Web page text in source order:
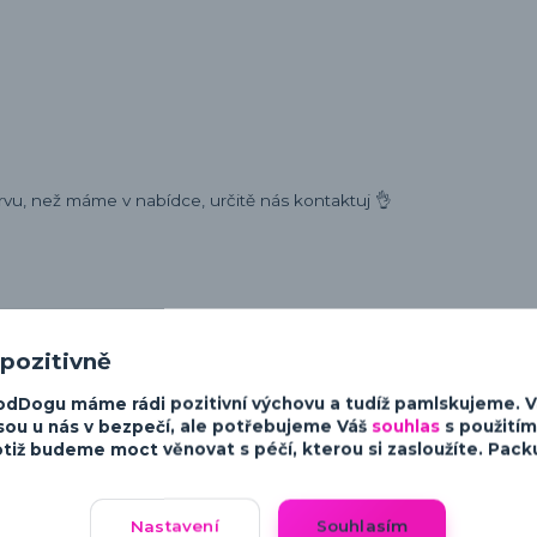
než máme v nabídce, určitě nás kontaktuj 👌
a charakter psů. Od minimalistických a moderních designů po
ke psům.
máme rádi pozitivní výchovu a tudíž pamlskujeme.
u nás v bezpečí, ale potřebujeme Váš souhlas s
budeme moct věnovat s péčí, kterou si zasloužíte.
Nastavení Souhlasím